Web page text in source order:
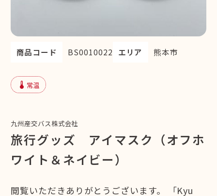
商品コード BS0010022 エリア 熊本市
device_thermostat 常温
九州産交バス株式会社
旅行グッズ アイマスク（オフホ
ワイト＆ネイビー）
閲覧いただきありがとうございます。 「Kyu